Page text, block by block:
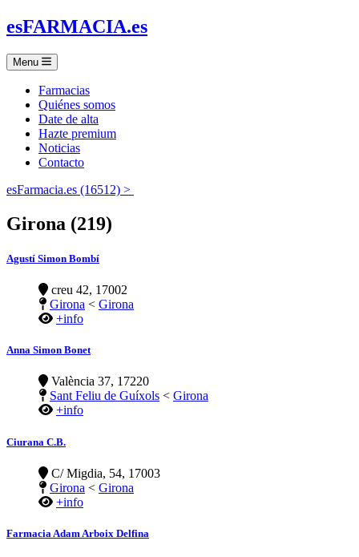
esFARMACIA.es
Menu
Farmacias
Quiénes somos
Date de alta
Hazte premium
Noticias
Contacto
esFarmacia.es (16512) >
Girona (219)
Agustí Simon Bombí
creu 42, 17002
Girona < Girona
+info
Anna Simon Bonet
València 37, 17220
Sant Feliu de Guíxols < Girona
+info
Ciurana C.B.
C/ Migdia, 54, 17003
Girona < Girona
+info
Farmacia Adam Arboix Delfina